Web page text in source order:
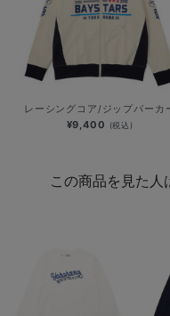
レーシングコア/ジップパーカ
¥9,400 (税込)
この商品を見た